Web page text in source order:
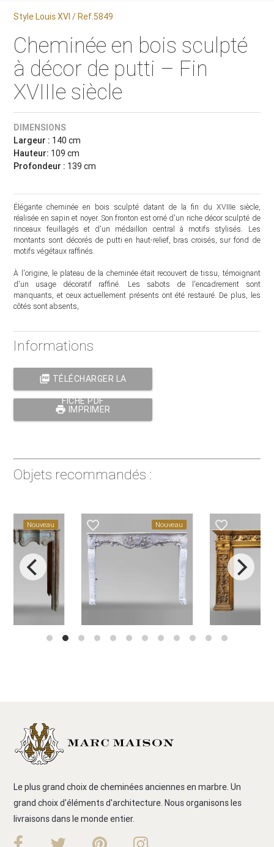
Style Louis XVI / Ref.5849
Cheminée en bois sculpté
à décor de putti – Fin
XVIIIe siècle
DIMENSIONS
Largeur : 140 cm
Hauteur: 109 cm
Profondeur : 139 cm
Élégante cheminée en bois sculpté datant de la fin du XVIIIe siècle,
réalisée en sapin et noyer. Son fronton est orné d'un riche décor sculpté de
rinceaux feuillagés et d'un médaillon central à motifs stylisés. Les
montants sont décorés de putti en haut-relief, bras croisés, sur fond de
motifs végétaux raffinés.
À l'origine, le plateau de la cheminée était recouvert de tissu, témoignant
d'un usage décoratif raffiné. Les sabots de l'encadrement sont
manquants, et ceux actuellement présents ont été restauré. De plus, les
côtés sont absents,
Informations
picture_as_pdf TÉLÉCHARGER LA
FICHE PDF
print IMPRIMER
Objets recommandés :
Nouveau Nouveau
Le plus grand choix de cheminées anciennes en marbre. Un
grand choix d'éléments d'architecture. Nous organisons les
livraisons dans le monde entier.